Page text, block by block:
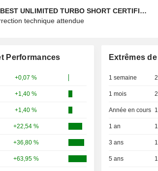
BEST UNLIMITED TURBO SHORT CERTIFICATE
technique attendue
Performances
+0,07 %
+1,40 %
+1,40 %
+22,54 %
+36,80 %
+63,95 %
Extrêmes
1 semaine
1 mois
Année en cours
1 an
3 ans
5 ans